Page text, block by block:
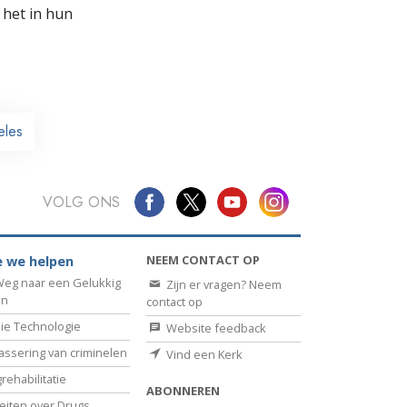
in hun
VOLG ONS
we helpen
naar een Gelukkig
Technologie
van criminelen
NEEM CONTACT OP
Zijn er vragen? Neem
contact op
Website feedback
Vind een Kerk
ABONNEREN